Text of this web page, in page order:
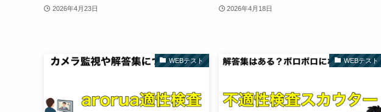
2026年4月23日 2026年4月18日
WEBテスト WEBテスト